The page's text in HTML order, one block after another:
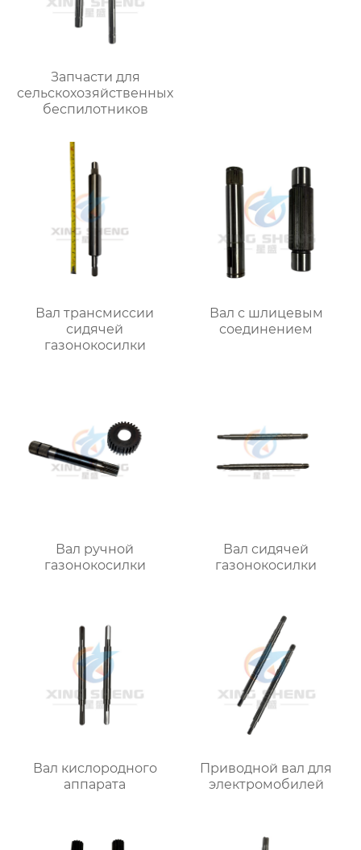
Запчасти для
сельскохозяйственных
беспилотников
Вал трансмиссии
сидячей
газонокосилки
Вал с шлицевым
соединением
Вал ручной
газонокосилки
Вал сидячей
газонокосилки
Вал кислородного
аппарата
Приводной вал для
электромобилей